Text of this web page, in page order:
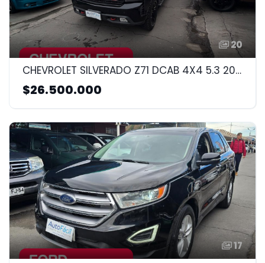
20
CHEVROLET SILVERADO Z71 DCAB 4X4 5.3 2020 5.3CC
$26.500.000
17